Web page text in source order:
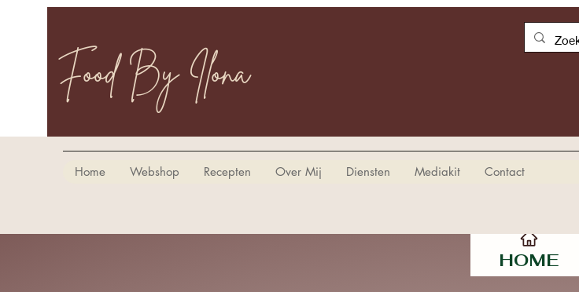
Food By Ilona
Home Webshop Recepten Over Mij Diensten Mediakit Contact
HOME